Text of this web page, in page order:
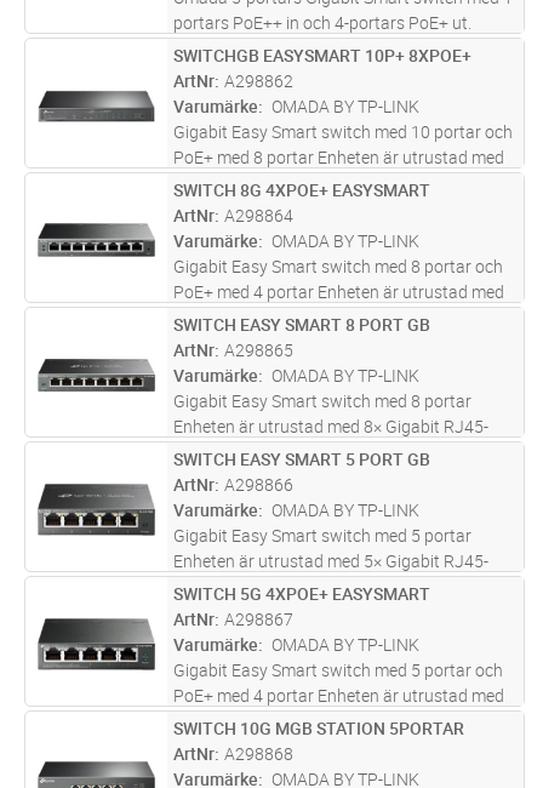
portars PoE++ in och 4-portars PoE+ ut.
Enheten är utrustad med 1× Gigabit PoE++-
ingångsportar, 4× Gigabit PoE+-
utgångsportar. Specifikationer inkluderar
80...läs mer
ST Lägg i kundvagn
SWITCHGB EASYSMART 10P+ 8XPOE+
ArtNr A298862
Varumärke
OMADA BY TP-LINK
Gigabit Easy Smart switch med 10 portar och
PoE+ med 8 portar Enheten är utrustad med
8× Gigabit PoE+-portar, 2x Gigabit icke-PoE-
portar, 1× kombinerad Gigabit SFP-kortplats
Specifikationer inklude...läs mer
ST Lägg i kundvagn
SWITCH 8G 4XPOE+ EASYSMART
ArtNr A298864
Varumärke
OMADA BY TP-LINK
Gigabit Easy Smart switch med 8 portar och
PoE+ med 4 portar Enheten är utrustad med
4× Gigabit PoE+-portar, 4× Gigabit icke-PoE-
portar Specifikationer inkluderar 802.3af/at,
64 W PoE Power, statio...läs mer
ST Lägg i kundvagn
SWITCH EASY SMART 8 PORT GB
ArtNr A298865
Varumärke
OMADA BY TP-LINK
Gigabit Easy Smart switch med 8 portar
Enheten är utrustad med 8× Gigabit RJ45-
portar Specifikationer inkluderar Desktop
Steel Case med funktioner som
MTU/port/Tag-based VLAN, QoS, IGMP
Snooping, W...läs mer
ST Lägg i kundvagn
SWITCH EASY SMART 5 PORT GB
ArtNr A298866
Varumärke
OMADA BY TP-LINK
Gigabit Easy Smart switch med 5 portar
Enheten är utrustad med 5× Gigabit RJ45-
portar Specifikationer inkluderar Desktop
Steel Case med funktioner som
MTU/port/Tag-based VLAN, QoS, IGMP
Snooping, W...läs mer
ST Lägg i kundvagn
SWITCH 5G 4XPOE+ EASYSMART
ArtNr A298867
Varumärke
OMADA BY TP-LINK
Gigabit Easy Smart switch med 5 portar och
PoE+ med 4 portar Enheten är utrustad med
4× Gigabit PoE+-portar, 1× Gigabit icke-PoE-
portar Specifikationer inkluderar 802.3at/af,
65 W PoE Power, statio...läs mer
ST Lägg i kundvagn
SWITCH 10G MGB STATION 5PORTAR
ArtNr A298868
Varumärke
OMADA BY TP-LINK